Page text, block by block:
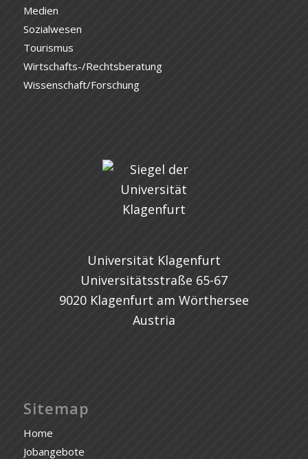
Medien
Sozialwesen
Tourismus
Wirtschafts-/Rechtsberatung
Wissenschaft/Forschung
Universität Klagenfurt
Universitätsstraße 65-67
9020 Klagenfurt am Wörthersee
Austria
Sitemap
Home
Jobangebote